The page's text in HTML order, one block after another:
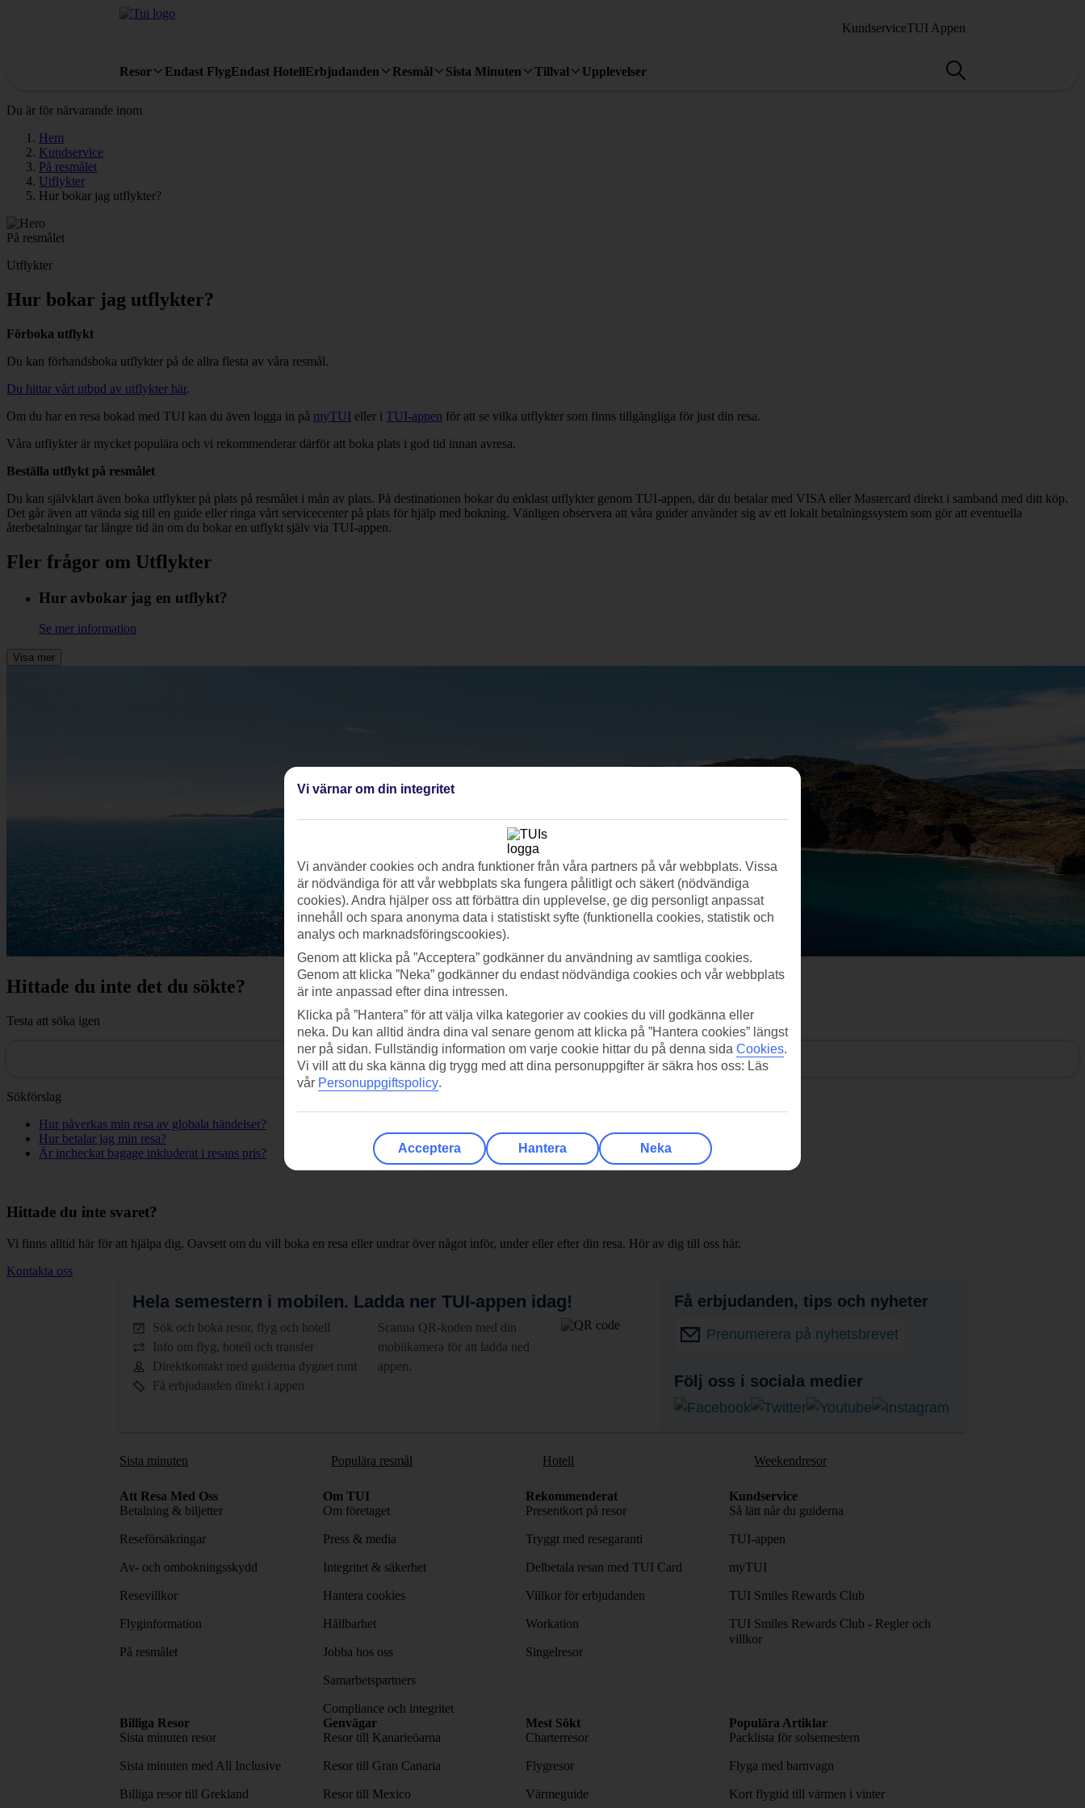
KundserviceTUI Appen
Resor Endast FlygEndast HotellErbjudanden Resmål Sista Minuten Tillval Upplevelser
Du är för närvarande inom
Hem
Kundservice
På resmålet
Utflykter
Hur bokar jag utflykter?
På resmålet
Utflykter
Hur bokar jag utflykter?
Förboka utflykt
Du kan förhandsboka utflykter på de allra flesta av våra resmål.
Du hittar vårt utbud av utflykter här.
Om du har en resa bokad med TUI kan du även logga in på myTUI eller i TUI-appen för att se vilka utflykter som finns tillgängliga för just din resa.
Våra utflykter är mycket populära och vi rekommenderar därför att boka plats i god tid innan avresa.
Beställa utflykt på resmålet
Du kan självklart även boka utflykter på plats på resmålet i mån av plats. På destinationen bokar du enklast utflykter genom TUI-appen, där du betalar med VISA eller Mastercard direkt i samband med ditt köp.
Det går även att vända sig till en guide eller ringa vårt servicecenter på plats för hjälp med bokning. Vänligen observera att våra guider använder sig av ett lokalt betalningssystem som gör att eventuella
återbetalningar tar längre tid än om du bokar en utflykt själv via TUI-appen.
Fler frågor om Utflykter
Hur avbokar jag en utflykt?
Se mer information
Visa mer
Hittade du inte det du sökte?
Testa att söka igen
Sökförslag
Hur påverkas min resa av globala händelser?
Hur betalar jag min resa?
Är incheckat bagage inkluderat i resans pris?
Hittade du inte svaret?
Vi finns alltid här för att hjälpa dig. Oavsett om du vill boka en resa eller undrar över något inför, under eller efter din resa. Hör av dig till oss här.
Kontakta oss
Hela semestern i mobilen. Ladda ner TUI-appen idag!
Sök och boka resor, flyg och hotell
Info om flyg, hotell och transfer
Direktkontakt med guiderna dygnet runt
Få erbjudanden direkt i appen
Scanna QR-koden med din
mobilkamera för att ladda ned
appen.
Få erbjudanden, tips och nyheter
Prenumerera på nyhetsbrevet
Följ oss i sociala medier
Sista minuten Populära resmål Hotell Weekendresor
Att Resa Med Oss
Betalning & biljetter
Reseförsäkringar
Av- och ombokningsskydd
Resevillkor
Flyginformation
På resmålet
Om TUI
Om företaget
Press & media
Integritet & säkerhet
Hantera cookies
Hållbarhet
Jobba hos oss
Samarbetspartners
Compliance och integritet
Rekommenderat
Presentkort på resor
Tryggt med resegaranti
Delbetala resan med TUI Card
Villkor för erbjudanden
Workation
Singelresor
Kundservice
Så lätt når du guiderna
TUI-appen
myTUI
TUI Smiles Rewards Club
TUI Smiles Rewards Club - Regler och
villkor
Billiga Resor
Sista minuten resor
Sista minuten med All Inclusive
Billiga resor till Grekland
Genvägar
Resor till Kanarieöarna
Resor till Gran Canaria
Resor till Mexico
Mest Sökt
Charterresor
Flygresor
Värmeguide
Populära Artiklar
Packlista för solsemestern
Flyga med barnvagn
Kort flygtid till värmen i vinter
Vi värnar om din integritet
Vi använder cookies och andra funktioner från våra partners på vår webbplats. Vissa
är nödvändiga för att vår webbplats ska fungera pålitligt och säkert (nödvändiga
cookies). Andra hjälper oss att förbättra din upplevelse, ge dig personligt anpassat
innehåll och spara anonyma data i statistiskt syfte (funktionella cookies, statistik och
analys och marknadsföringscookies).
Genom att klicka på ”Acceptera” godkänner du användning av samtliga cookies.
Genom att klicka ”Neka” godkänner du endast nödvändiga cookies och vår webbplats
är inte anpassad efter dina intressen.
Klicka på ”Hantera” för att välja vilka kategorier av cookies du vill godkänna eller
neka. Du kan alltid ändra dina val senare genom att klicka på ”Hantera cookies” längst
ner på sidan. Fullständig information om varje cookie hittar du på denna sida Cookies.
Vi vill att du ska känna dig trygg med att dina personuppgifter är säkra hos oss: Läs
vår Personuppgiftspolicy.
Acceptera Hantera Neka